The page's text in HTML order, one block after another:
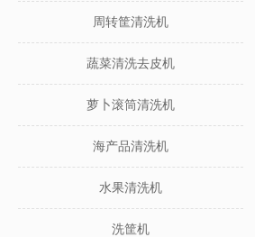
周转筐清洗机
蔬菜清洗去皮机
萝卜滚筒清洗机
海产品清洗机
水果清洗机
洗筐机